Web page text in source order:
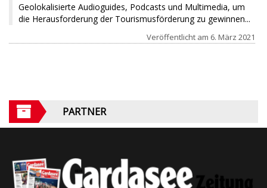
Geolokalisierte Audioguides, Podcasts und Multimedia, um
die Herausforderung der Tourismusförderung zu gewinnen...
Veröffentlicht am 6. März 2021
PARTNER